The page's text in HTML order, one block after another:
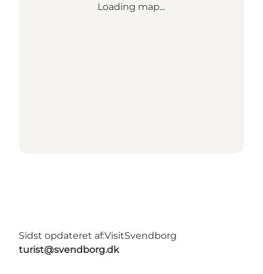
Loading map...
Sidst opdateret af:VisitSvendborg
turist@svendborg.dk